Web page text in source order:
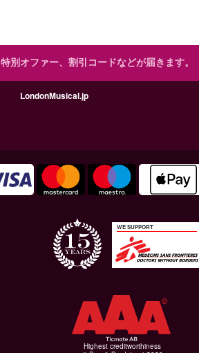
特別オファー、割引コードなどが届きます。
LondonMusical.jp
WE SUPPORT
Highest creditworthiness